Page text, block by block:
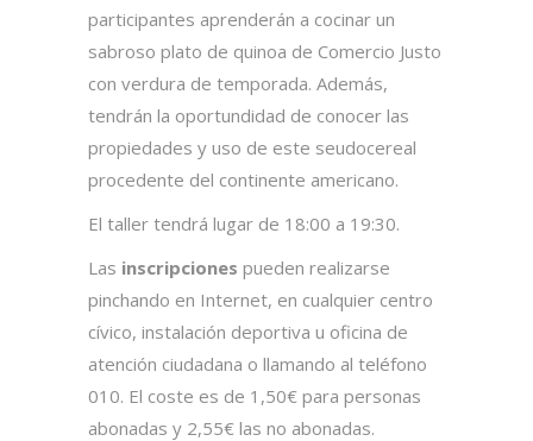
participantes aprenderán a cocinar un
sabroso plato de quinoa de Comercio Justo
con verdura de temporada. Además,
tendrán la oportundidad de conocer las
propiedades y uso de este seudocereal
procedente del continente americano.
El taller tendrá lugar de 18:00 a 19:30.
Las inscripciones pueden realizarse
pinchando en Internet, en cualquier centro
cívico, instalación deportiva u oficina de
atención ciudadana o llamando al teléfono
010. El coste es de 1,50€ para personas
abonadas y 2,55€ las no abonadas.